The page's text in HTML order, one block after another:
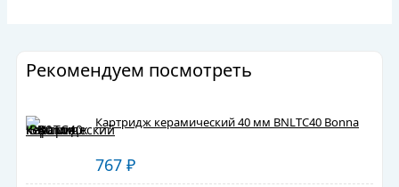
Рекомендуем посмотреть
Картридж керамический 40 мм BNLTC40 Bonna
767 ₽